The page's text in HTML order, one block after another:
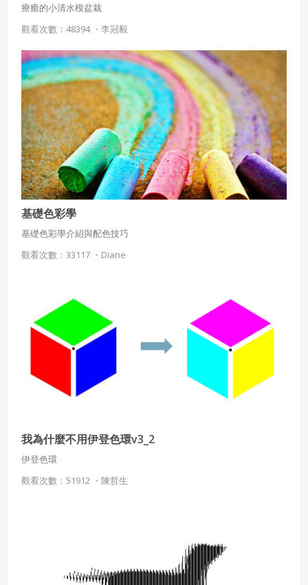
療癒的小清水模盆栽
觀看次數：48394 ・ 李冠毅
基礎色彩學
基礎色彩學介紹與配色技巧
觀看次數：33117 ・ Diane
我為什麼不用伊登色環v3_2
伊登色環
觀看次數：51912 ・ 陳哲生